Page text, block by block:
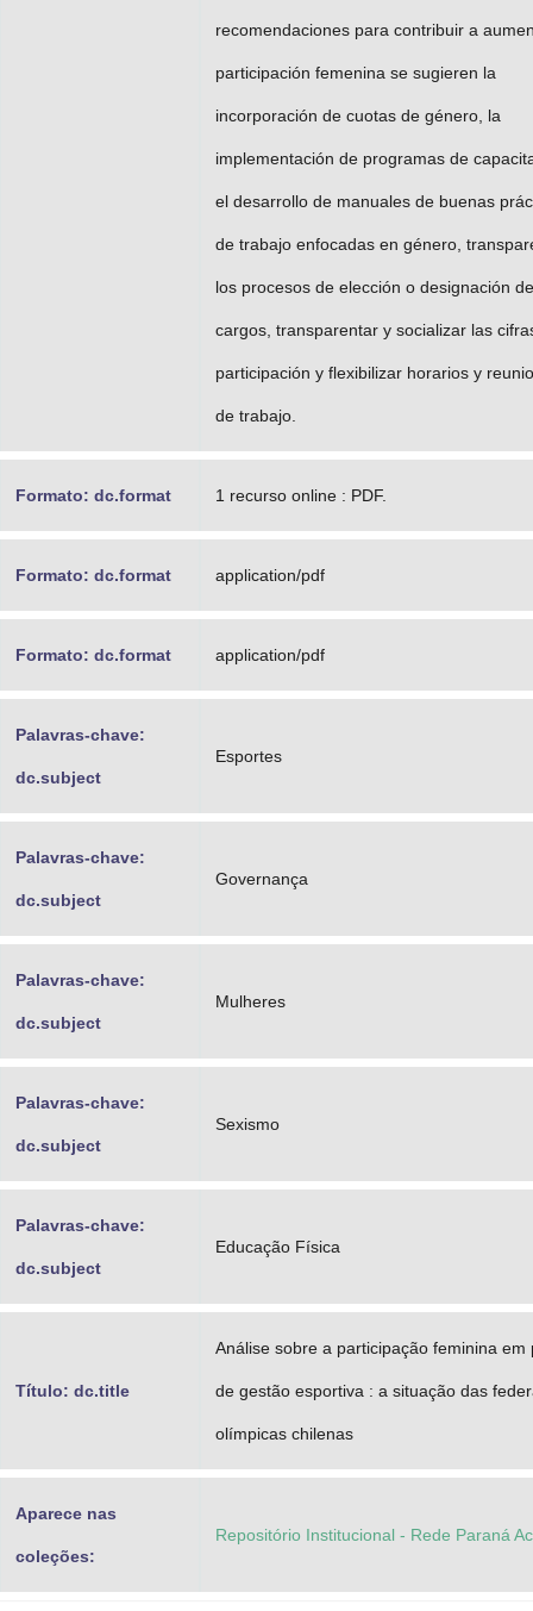
recomendaciones para contribuir a
participación femenina se sugieren la
incorporación de cuotas de género, la
implementación de programas de
el desarrollo de manuales de buenas
de trabajo enfocadas en género,
los procesos de elección o designación de
cargos, transparentar y socializar las
participación y flexibilizar horarios y
de trabajo.
Formato: dc.format 1 recurso online : PDF.
Formato: dc.format application/pdf
Formato: dc.format application/pdf
Palavras-chave:
dc.subject
Esportes
Palavras-chave:
dc.subject
Governança
Palavras-chave:
dc.subject
Mulheres
Palavras-chave:
dc.subject
Sexismo
Palavras-chave:
dc.subject
Educação Física
Título: dc.title
Análise sobre a participação feminina em
de gestão esportiva : a situação das
olímpicas chilenas
Aparece nas
coleções:
Repositório Institucional - Rede Paraná